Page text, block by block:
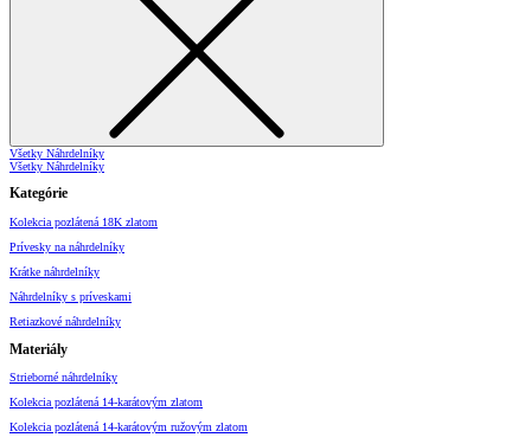
Všetky Náhrdelníky
Všetky Náhrdelníky
Kategórie
Kolekcia pozlátená 18K zlatom
Prívesky na náhrdelníky
Krátke náhrdelníky
Náhrdelníky s príveskami
Retiazkové náhrdelníky
Materiály
Strieborné náhrdelníky
Kolekcia pozlátená 14-karátovým zlatom
Kolekcia pozlátená 14-karátovým ružovým zlatom